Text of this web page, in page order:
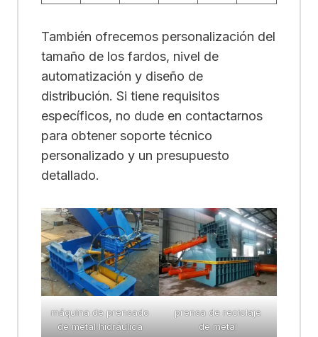
También ofrecemos personalización del
tamaño de los fardos, nivel de
automatización y diseño de
distribución. Si tiene requisitos
específicos, no dude en contactarnos
para obtener soporte técnico
personalizado y un presupuesto
detallado.
máquina de prensado
de metal hidráulica
prensa de reciclaje
de metal